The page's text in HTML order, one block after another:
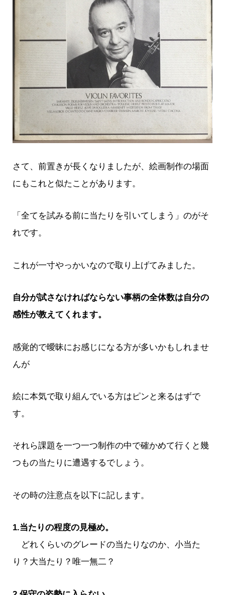
さて、前置きが長くなりましたが、絵画制作の場面
にもこれと似たことがあります。
「全てを試みる前に当たりを引いてしまう」のがそ
れです。
これが一寸やっかいなので取り上げてみました。
自分が試さなければならない事柄の全体数は自分の
感性が教えてくれます。
感覚的で曖昧にお感じになる方が多いかもしれませ
んが
絵に本気で取り組んでいる方はピンと来るはずで
す。
それら課題を一つ一つ制作の中で確かめて行くと幾
つもの当たりに遭遇するでしょう。
その時の注意点を以下に記します。
1.当たりの程度の見極め。
どれくらいのグレードの当たりなのか、小当た
り？大当たり？唯一無二？